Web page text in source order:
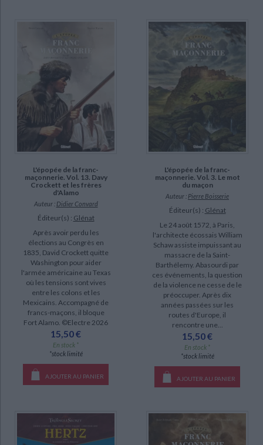
DISPONIBILITÉ
disponible (136)
epuise (124)
a-paraitre (6)
L'épopée de la franc-
maçonnerie. Vol. 13. Davy
Crockett et les frères
d'Alamo
Auteur : Didier Convard
Éditeur(s) : Glénat
Après avoir perdu les
élections au Congrès en
1835, David Crockett quitte
Washington pour aider
l'armée américaine au Texas
où les tensions sont vives
entre les colons et les
Mexicains. Accompagné de
francs-maçons, il bloque
Fort Alamo. ©Electre 2026
15,50 €
En stock *
*stock limité
AJOUTER AU PANIER
L'épopée de la franc-
maçonnerie. Vol. 3. Le mot
du maçon
Auteur : Pierre Boisserie
Éditeur(s) : Glénat
Le 24 août 1572, à Paris,
l'architecte écossais William
Schaw assiste impuissant au
massacre de la Saint-
Barthélemy. Abasourdi par
ces événements, la question
de la violence ne cesse de le
préoccuper. Après dix
années passées sur les
routes d'Europe, il
rencontre une...
15,50 €
En stock *
*stock limité
AJOUTER AU PANIER